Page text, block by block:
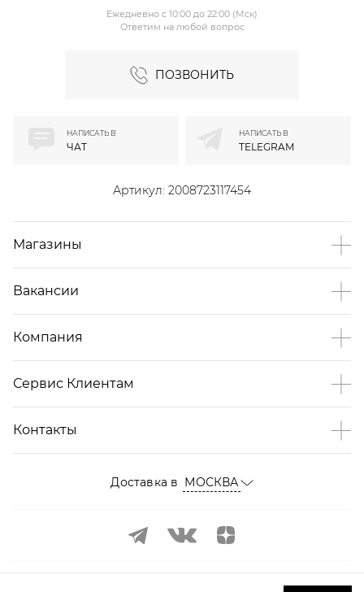
ПОЗВОНИТЬ
Ежедневно с 10:00 до 22:00 (Мск)
Ответим на любой вопрос
Артикул: 2008723117454
НАПИСАТЬ В
ЧАТ
НАПИСАТЬ В
TELEGRAM
Магазины
Вакансии
Компания
Сервис Клиентам
Контакты
Доставка в МОСКВА